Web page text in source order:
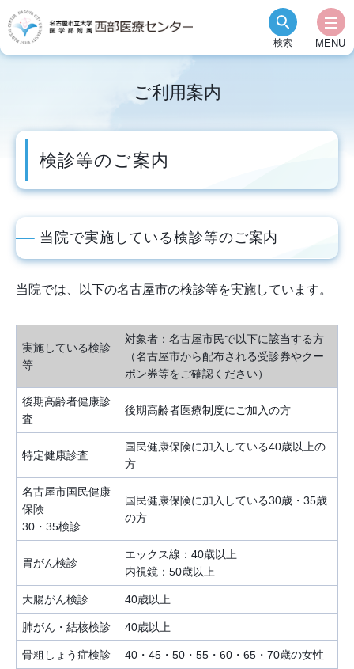
ロ
ー
文
へ
ー
カ
ッ
タ
検索 MENU
ご利用案内
検診等のご案内
当院で実施している検診等のご案内
当院では、以下の名古屋市の検診等を実施しています。
実施している検診
等
対象者：名古屋市民で以下に該当する方
（名古屋市から配布される受診券やクー
ポン券等をご確認ください）
後期高齢者健康診
査
後期高齢者医療制度にご加入の方
特定健康診査
国民健康保険に加入している40歳以上の
方
名古屋市国民健康
保険
30・35検診
国民健康保険に加入している30歳・35歳
の方
胃がん検診
エックス線：40歳以上
内視鏡：50歳以上
大腸がん検診 40歳以上
肺がん・結核検診 40歳以上
骨粗しょう症検診 40・45・50・55・60・65・70歳の女性